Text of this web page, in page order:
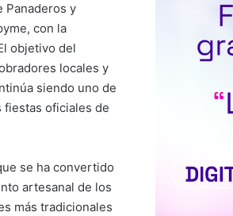
Panaderos y
con la
objetivo del
locales y
siendo uno de
fiestas oficiales de
se ha convertido
artesanal de los
más tradicionales